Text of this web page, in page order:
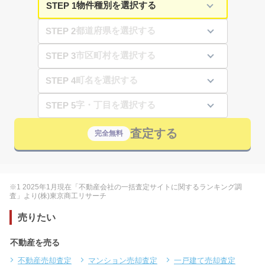
STEP 1
STEP 2
STEP 3
STEP 4
STEP 5
完全無料 査定する
※1 2025年1月現在「不動産会社の一括査定サイトに関するランキング調
査」より(株)東京商工リサーチ
売りたい
不動産を売る
不動産売却査定 マンション売却査定
一戸建て売却査定